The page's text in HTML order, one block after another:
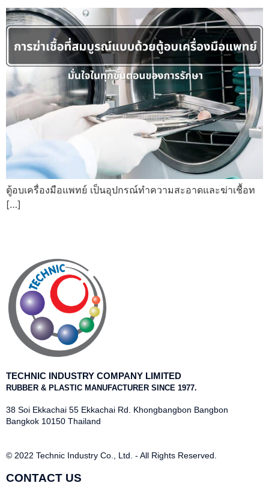
ตู้อบเครื่องมือแพทย์ เป็นอุปกรณ์ทำความสะอาดและฆ่าเชื้อท
[…]
TECHNIC INDUSTRY COMPANY LIMITED
RUBBER & PLASTIC MANUFACTURER SINCE 1977.
38 Soi Ekkachai 55 Ekkachai Rd. Khongbangbon Bangbon
Bangkok 10150 Thailand
© 2022 Technic Industry Co., Ltd. - All Rights Reserved.
CONTACT US